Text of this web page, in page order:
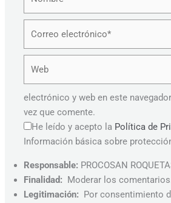
electrónico y web en este
vez que comente.
He leído y acepto la Política de
Información básica sobre
Responsable: PROCOSAN
Finalidad: Moderar los
Legitimación: Por consentimiento